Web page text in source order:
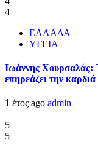
4
ΕΛΛΑΔΑ
ΥΓΕΙΑ
Ιωάννης Χουρσαλάς:
επηρεάζει την
1 έτος ago admin
5
5